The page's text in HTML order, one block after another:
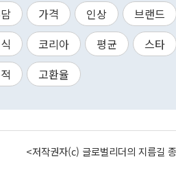
가격 인상 브랜드
코리아 평균 스타
고환율
<저작권자(c) 글로벌리더의 지름길